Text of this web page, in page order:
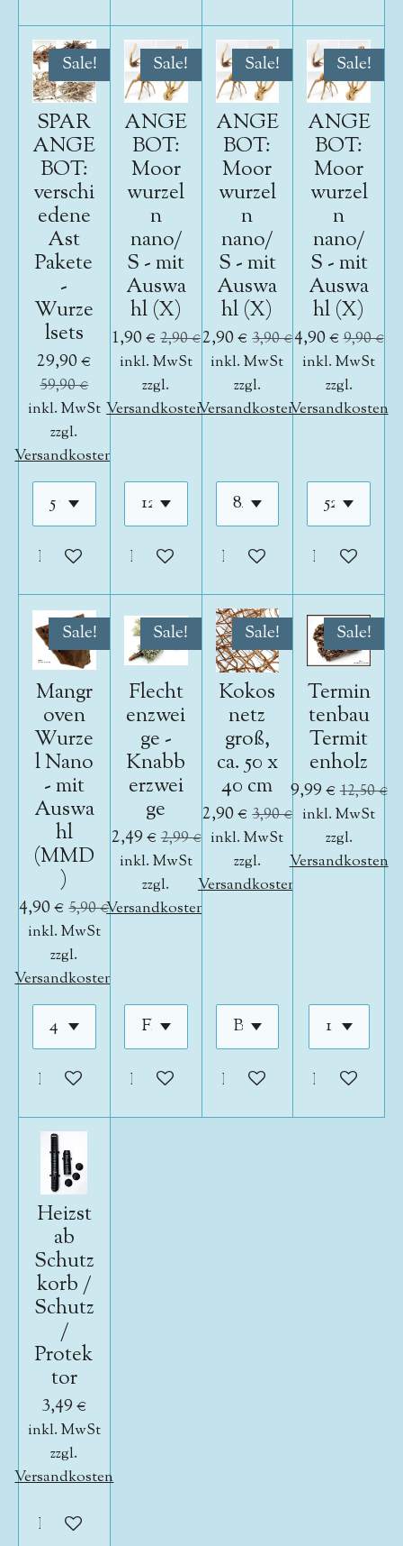
Sale!
SPAR
ANGE
BOT:
verschi
edene
Ast
Pakete
-
Wurze
lsets
29,90 €
59,90 €
inkl. MwSt
zzgl.
Versandkosten
In den Warenkorb
Sale!
ANGE
BOT:
Moor
wurzel
n
nano/
S - mit
Auswa
hl (X)
1,90 € 2,90 €
inkl. MwSt
zzgl.
Versandkosten
In den Warenkorb
Sale!
ANGE
BOT:
Moor
wurzel
n
nano/
S - mit
Auswa
hl (X)
2,90 € 3,90 €
inkl. MwSt
zzgl.
Versandkosten
In den Warenkorb
Sale!
ANGE
BOT:
Moor
wurzel
n
nano/
S - mit
Auswa
hl (X)
4,90 €9,90 €
inkl. MwSt
zzgl.
Versandkosten
In den
Sale!
Mangr
oven
Wurze
l Nano
- mit
Auswa
hl
(MMD
)
4,90 € 5,90 €
inkl. MwSt
zzgl.
Versandkosten
In den Warenkorb
Sale!
Flecht
enzwei
ge -
Knabb
erzwei
ge
2,49 €2,99 €
inkl. MwSt
zzgl.
Versandkosten
In den Warenkorb
Sale!
Kokos
netz
groß,
ca. 50 x
40 cm
2,90 € 3,90 €
inkl. MwSt
zzgl.
Versandkosten
In den Warenkorb
Sale!
Termin
tenbau
Termit
enholz
9,99 €12,50 €
inkl. MwSt
zzgl.
Versandkosten
In den
Heizst
ab
Schutz
korb /
Schutz
/
Protek
tor
3,49 €
inkl. MwSt
zzgl.
Versandkosten
In den Warenkorb